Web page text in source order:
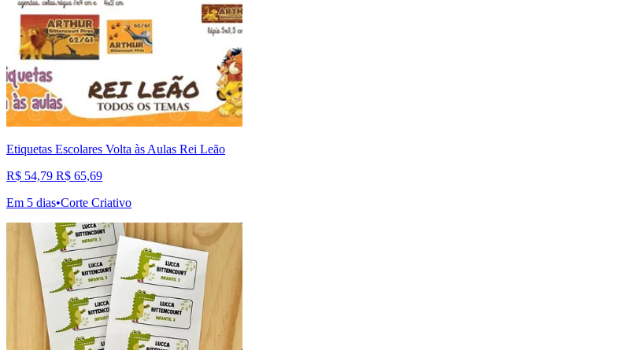
Etiquetas Escolares Volta às Aulas Rei Leão
R$ 54,79 R$ 65,69
Em 5 dias•Corte Criativo